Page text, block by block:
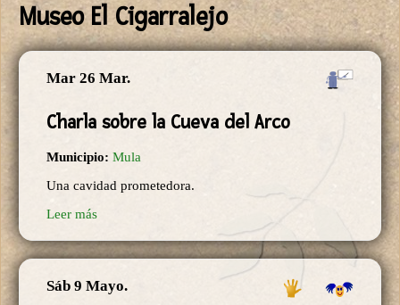
Museo El Cigarralejo
Mar 26 Mar.
Charla sobre la Cueva del Arco
Municipio: Mula
Una cavidad prometedora.
Leer más
Sáb 9 Mayo.